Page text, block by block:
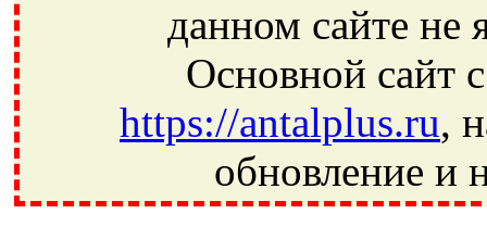
данном сайте не
Основной сайт
https://antalplus.ru,
обновление и